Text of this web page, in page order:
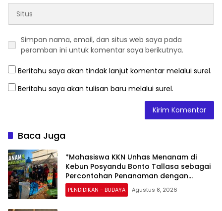
Simpan nama, email, dan situs web saya pada
peramban ini untuk komentar saya berikutnya.
Beritahu saya akan tindak lanjut komentar melalui surel.
Beritahu saya akan tulisan baru melalui surel.
Baca Juga
*Mahasiswa KKN Unhas Menanam di
Kebun Posyandu Bonto Tallasa sebagai
Percontohan Penanaman dengan
Memanfaatkan Bahan Organik Sekitar
Kuliah Kerja Nyata (KKN)*
PENDIDIKAN - BUDAYA Agustus 8, 2026